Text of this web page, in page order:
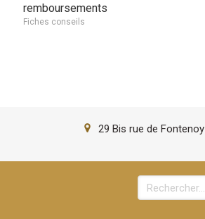
remboursements
Fiches conseils
29 Bis rue de Fontenoy
Rechercher